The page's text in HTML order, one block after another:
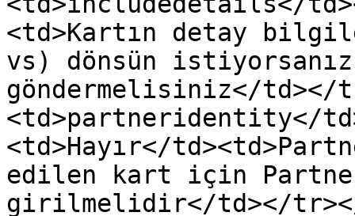
<td>Kartın detay
vs) dönsün istiyorsanız
göndermelisiniz</td></
<td>partneridentity</
<td>Hayır</
edilen kart için
girilmelidir</td></